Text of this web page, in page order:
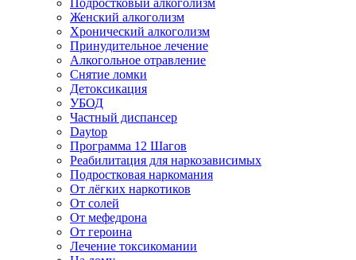
Подростковый алкоголизм
Женский алкоголизм
Хронический алкоголизм
Принудительное лечение
Алкогольное отравление
Снятие ломки
Детоксикация
УБОД
Частный диспансер
Daytop
Программа 12 Шагов
Реабилитация для наркозависимых
Подростковая наркомания
От лёгких наркотиков
От солей
От мефедрона
От героина
Лечение токсикомании